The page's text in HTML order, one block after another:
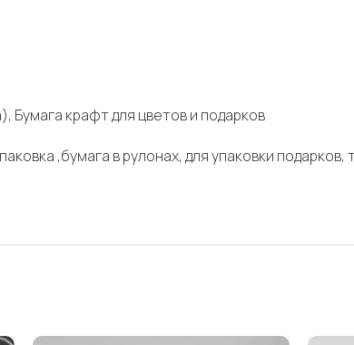
Бумага крафт для цветов и подарков
,бумага в рулонах, для упаковки